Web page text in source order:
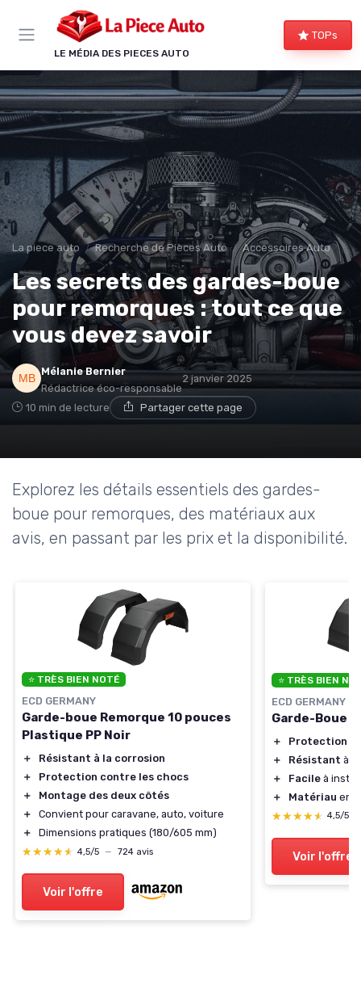
LE MÉDIA DES PIECES AUTO
TOPs
La piece auto Recherche de Pièces Auto Accessoires Auto
Les secrets des gardes-boue
pour remorques : tout ce que
vous devez savoir
Mélanie Bernier
Rédactrice éco-responsable
2 janvier 2025
10 min de lecture Partager cette page
Explorez les détails essentiels des gardes-
boue pour remorques, des matériaux aux
avis, en passant par les prix et la disponibilité.
⭐ TRÈS BIEN NOTÉ
ECD GERMANY
Garde-boue Remorque 10 pouces
Plastique PP Noir
＋
Résistant à la corrosion
＋
Protection contre les chocs
＋
Montage des deux côtés
＋
Convient pour caravane, auto, voiture
＋
Dimensions pratiques (180/605 mm)
★★★★★
★★★★★ 4,5/5 — 724 avis
Voir l'offre
⭐ TRÈS BIEN
ECD GERMANY
Garde-Boue
＋ Protection
＋
Résistant à
＋
Facile à
＋
Matériau en
★★★★★
★★★★★ 4,5/5
Voir l'offre
Panneau de gestion des cookies